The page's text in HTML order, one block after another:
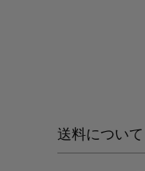
送料について